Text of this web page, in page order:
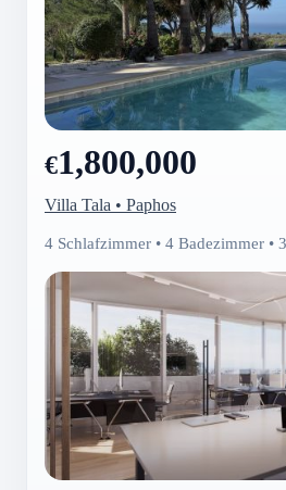
€1,800,000
Villa Tala • Paphos
4 Schlafzimmer • 4 Badezimmer •